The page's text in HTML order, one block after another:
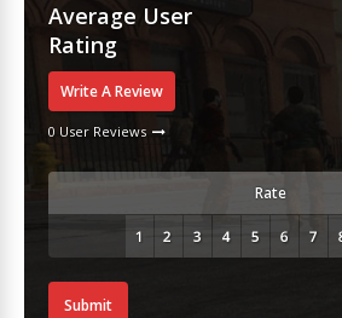
Average User
Rating
Write A Review
0 User Reviews
Rate
Submit